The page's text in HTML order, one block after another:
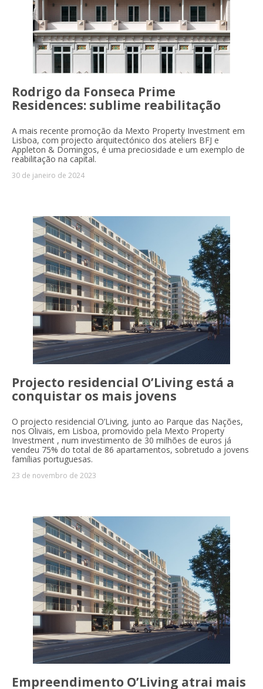
Rodrigo da Fonseca Prime
Residences: sublime reabilitação
A mais recente promoção da Mexto Property Investment em
Lisboa, com projecto arquitectónico dos ateliers BFJ e
Appleton & Domingos, é uma preciosidade e um exemplo de
reabilitação na capital.
30 de janeiro de 2024
Projecto residencial O’Living está a
conquistar os mais jovens
O projecto residencial O’Living, junto ao Parque das Nações,
nos Olivais, em Lisboa, promovido pela Mexto Property
Investment , num investimento de 30 milhões de euros já
vendeu 75% do total de 86 apartamentos, sobretudo a jovens
famílias portuguesas.
23 de novembro de 2023
Empreendimento O’Living atrai mais